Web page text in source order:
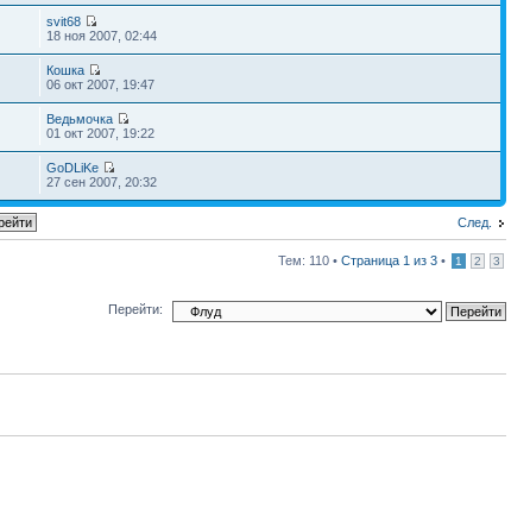
svit68
18 ноя 2007, 02:44
Кошка
06 окт 2007, 19:47
Ведьмочка
01 окт 2007, 19:22
GoDLiKe
27 сен 2007, 20:32
След.
Тем: 110 • Страница 1 из 3 • 1 2 3
Перейти: